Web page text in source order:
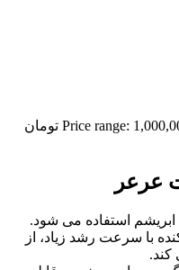
Price range: 1,000,000 تومان
عرعر
استفاده می شود.
با سرعت رشد زیاد، از